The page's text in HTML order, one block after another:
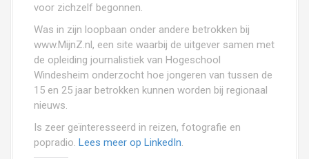
voor zichzelf begonnen.
Was in zijn loopbaan onder andere betrokken bij
www.MijnZ.nl, een site waarbij de uitgever samen met
de opleiding journalistiek van Hogeschool
Windesheim onderzocht hoe jongeren van tussen de
15 en 25 jaar betrokken kunnen worden bij regionaal
nieuws.
Is zeer geïnteresseerd in reizen, fotografie en
popradio. Lees meer op LinkedIn.